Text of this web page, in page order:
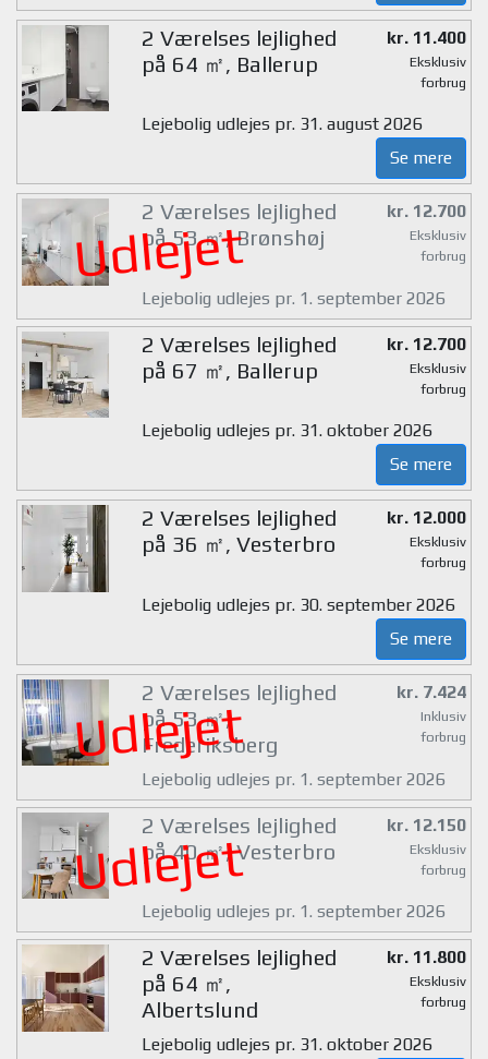
2 Værelses lejlighed
på 64 ㎡, Ballerup
kr. 11.400
Eksklusiv
forbrug
Lejebolig udlejes pr. 31. august 2026
Se mere
Udlejet
2 Værelses lejlighed
på 53 ㎡, Brønshøj
kr. 12.700
Eksklusiv
forbrug
Lejebolig udlejes pr. 1. september 2026
2 Værelses lejlighed
på 67 ㎡, Ballerup
kr. 12.700
Eksklusiv
forbrug
Lejebolig udlejes pr. 31. oktober 2026
Se mere
2 Værelses lejlighed
på 36 ㎡, Vesterbro
kr. 12.000
Eksklusiv
forbrug
Lejebolig udlejes pr. 30. september 2026
Se mere
Udlejet
2 Værelses lejlighed
på 53 ㎡,
Frederiksberg
kr. 7.424
Inklusiv
forbrug
Lejebolig udlejes pr. 1. september 2026
Udlejet
2 Værelses lejlighed
på 40 ㎡, Vesterbro
kr. 12.150
Eksklusiv
forbrug
Lejebolig udlejes pr. 1. september 2026
2 Værelses lejlighed
på 64 ㎡,
Albertslund
kr. 11.800
Eksklusiv
forbrug
Lejebolig udlejes pr. 31. oktober 2026